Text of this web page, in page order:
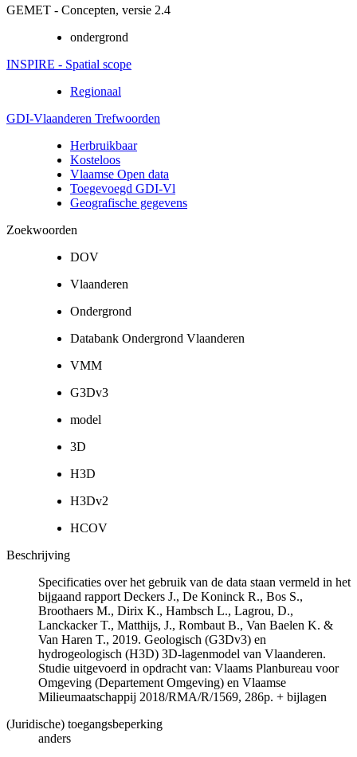
GEMET - Concepten, versie 2.4
ondergrond
INSPIRE - Spatial scope
Regionaal
GDI-Vlaanderen Trefwoorden
Herbruikbaar
Kosteloos
Vlaamse Open data
Toegevoegd GDI-Vl
Geografische gegevens
Zoekwoorden
DOV
Vlaanderen
Ondergrond
Databank Ondergrond Vlaanderen
VMM
G3Dv3
model
3D
H3D
H3Dv2
HCOV
Beschrijving
Specificaties over het gebruik van de data staan vermeld in het
bijgaand rapport Deckers J., De Koninck R., Bos S.,
Broothaers M., Dirix K., Hambsch L., Lagrou, D.,
Lanckacker T., Matthijs, J., Rombaut B., Van Baelen K. &
Van Haren T., 2019. Geologisch (G3Dv3) en
hydrogeologisch (H3D) 3D-lagenmodel van Vlaanderen.
Studie uitgevoerd in opdracht van: Vlaams Planbureau voor
Omgeving (Departement Omgeving) en Vlaamse
Milieumaatschappij 2018/RMA/R/1569, 286p. + bijlagen
(Juridische) toegangsbeperking
anders